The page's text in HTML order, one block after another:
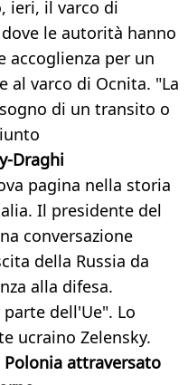
ieri, il varco di
le autorità hanno
accoglienza per un
al varco di Ocnita. "La
di un transito o
Draghi
pagina nella storia
Il presidente del
conversazione
della Russia da
alla difesa.
dell'Ue". Lo
ucraino Zelensky.
attraversato